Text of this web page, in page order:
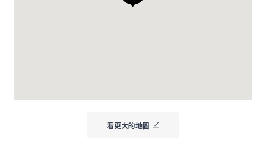
看更大的地圖